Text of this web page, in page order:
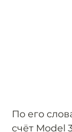
По его
счёт Model